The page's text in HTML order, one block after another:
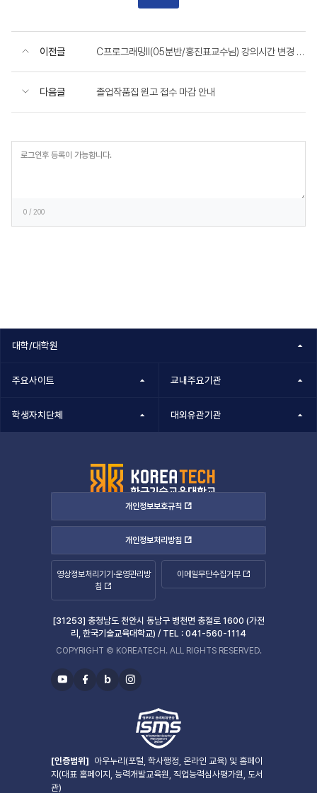
이전글 C프로그래밍II(05분반/홍진표교수님) 강의시간 변경 안내
다음글 졸업작품집 원고 접수 마감 안내
0 / 200
대학/대학원
주요사이트 교내주요기관
학생자치단체 대외유관기관
개인정보보호규칙
개인정보처리방침
영상정보처리기기·운영관리방
침
이메일무단수집거부
[31253] 충청남도 천안시 동남구 병천면 충절로 1600 (가전
리, 한국기술교육대학교) / TEL : 041-560-1114
COPYRIGHT © KOREATECH. ALL RIGHTS RESERVED.
유
페
b
블
인
타
그
[인증범위] 아우누리(포털, 학사행정, 온라인 교육) 및 홈페이
지(대표 홈페이지, 능력개발교육원, 직업능력심사평가원, 도서
관)